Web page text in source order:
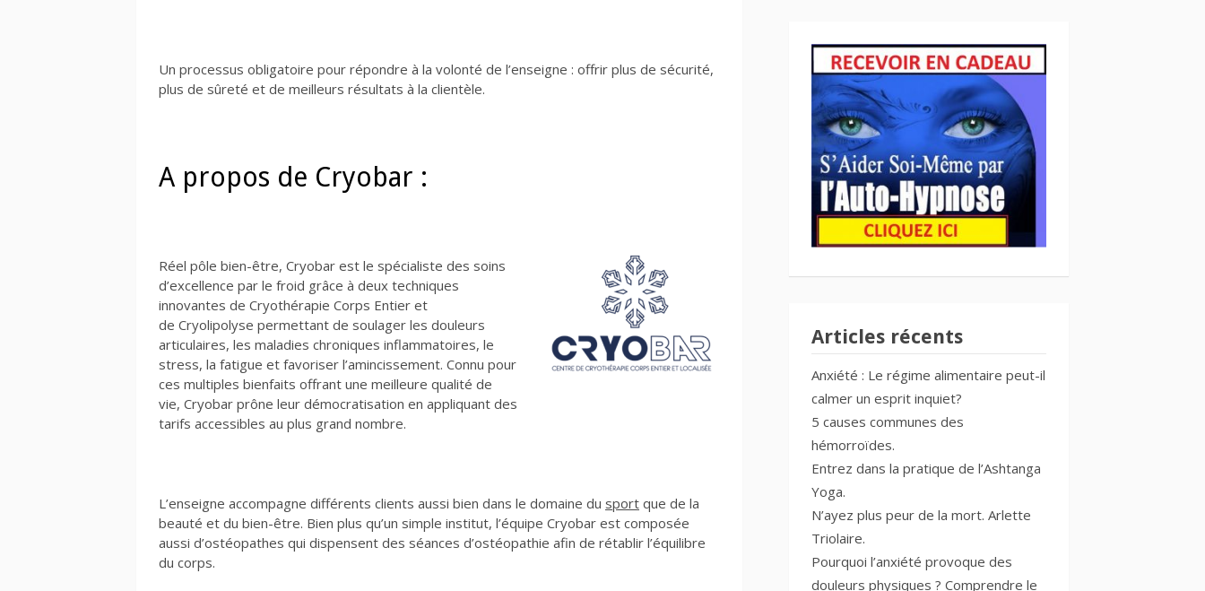
Un processus obligatoire pour répondre à la volonté de l’enseigne : offrir plus de sécurité,
plus de sûreté et de meilleurs résultats à la clientèle.
A propos de Cryobar :
Réel pôle bien-être, Cryobar est le spécialiste des soins
d’excellence par le froid grâce à deux techniques
innovantes de Cryothérapie Corps Entier et
de Cryolipolyse permettant de soulager les douleurs
articulaires, les maladies chroniques inflammatoires, le
stress, la fatigue et favoriser l’amincissement. Connu pour
ces multiples bienfaits offrant une meilleure qualité de
vie, Cryobar prône leur démocratisation en appliquant des
tarifs accessibles au plus grand nombre.
L’enseigne accompagne différents clients aussi bien dans le domaine du sport que de la
beauté et du bien-être. Bien plus qu’un simple institut, l’équipe Cryobar est composée
aussi d’ostéopathes qui dispensent des séances d’ostéopathie afin de rétablir l’équilibre
du corps.
Articles récents
Anxiété : Le régime alimentaire peut-il
calmer un esprit inquiet?
5 causes communes des
hémorroïdes.
Entrez dans la pratique de l’Ashtanga
Yoga.
N’ayez plus peur de la mort. Arlette
Triolaire.
Pourquoi l’anxiété provoque des
douleurs physiques ? Comprendre le